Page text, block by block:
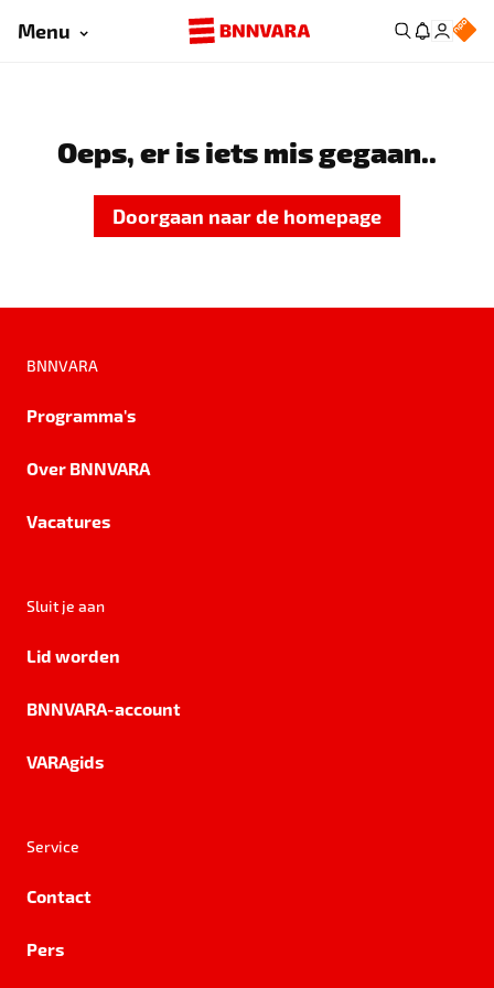
Menu
Oeps, er is iets mis gegaan..
Doorgaan naar de homepage
BNNVARA
Programma's
Over BNNVARA
Vacatures
Sluit je aan
Lid worden
BNNVARA-account
VARAgids
Service
Contact
Pers